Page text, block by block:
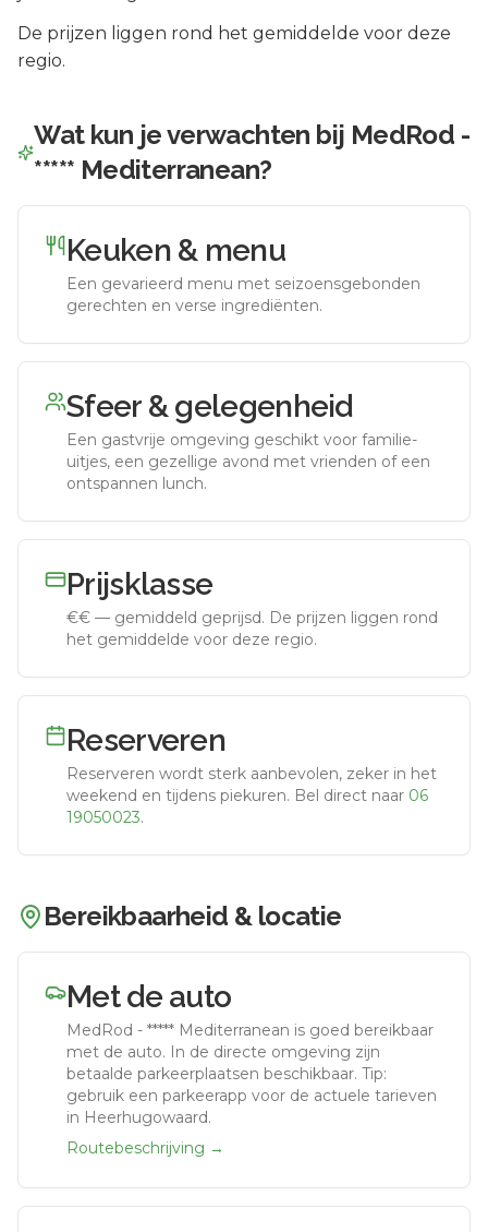
De prijzen liggen rond het gemiddelde voor deze
regio.
Wat kun je verwachten bij MedRod -
***** Mediterranean?
Keuken & menu
Een gevarieerd menu met seizoensgebonden
gerechten en verse ingrediënten.
Sfeer & gelegenheid
Een gastvrije omgeving geschikt voor familie-
uitjes, een gezellige avond met vrienden of een
ontspannen lunch.
Prijsklasse
€€ — gemiddeld geprijsd. De prijzen liggen rond
het gemiddelde voor deze regio.
Reserveren
Reserveren wordt sterk aanbevolen, zeker in het
weekend en tijdens piekuren. Bel direct naar 06
19050023.
Bereikbaarheid & locatie
Met de auto
MedRod - ***** Mediterranean is goed bereikbaar
met de auto. In de directe omgeving zijn
betaalde parkeerplaatsen beschikbaar. Tip:
gebruik een parkeerapp voor de actuele tarieven
in Heerhugowaard.
Routebeschrijving →